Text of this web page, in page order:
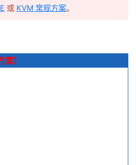
或 KVM 常规方案。
）